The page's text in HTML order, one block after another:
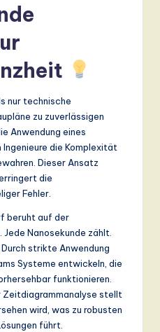
nur technische
zu zuverlässigen
Anwendung eines
die Komplexität
Dieser Ansatz
die
Fehler.
beruht auf der
Nanosekunde zählt.
strikte Anwendung
Systeme entwickeln, die
funktionieren.
Zeitdiagrammanalyse stellt
wird, was zu robusten
führt.